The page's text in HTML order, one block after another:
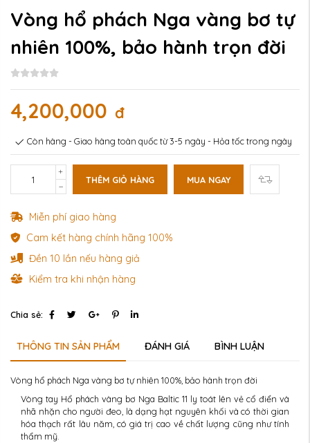
Vòng hổ phách Nga vàng bơ tự
nhiên 100%, bảo hành trọn đời
4,200,000 đ
Còn hàng - Giao hàng toàn quốc từ 3-5 ngày - Hỏa tốc trong ngày
THÊM GIỎ HÀNG MUA NGAY
Miễn phí giao hàng
Cam kết hàng chính hãng 100%
Đền 10 lần nếu hàng giả
Kiểm tra khi nhận hàng
Chia sẻ:
THÔNG TIN SẢN PHẨM ĐÁNH GIÁ BÌNH LUẬN
Vòng hổ phách Nga vàng bơ tự nhiên 100%, bảo hành trọn đời
Vòng tay Hổ phách vàng bơ Nga Baltic 11 ly toát lên vẻ cổ điển và
nhã nhặn cho người đeo, là dạng hạt nguyên khối và có thời gian
hóa thạch rất lâu năm, có giá trị cao về chất lượng cũng như tính
thẩm mỹ.